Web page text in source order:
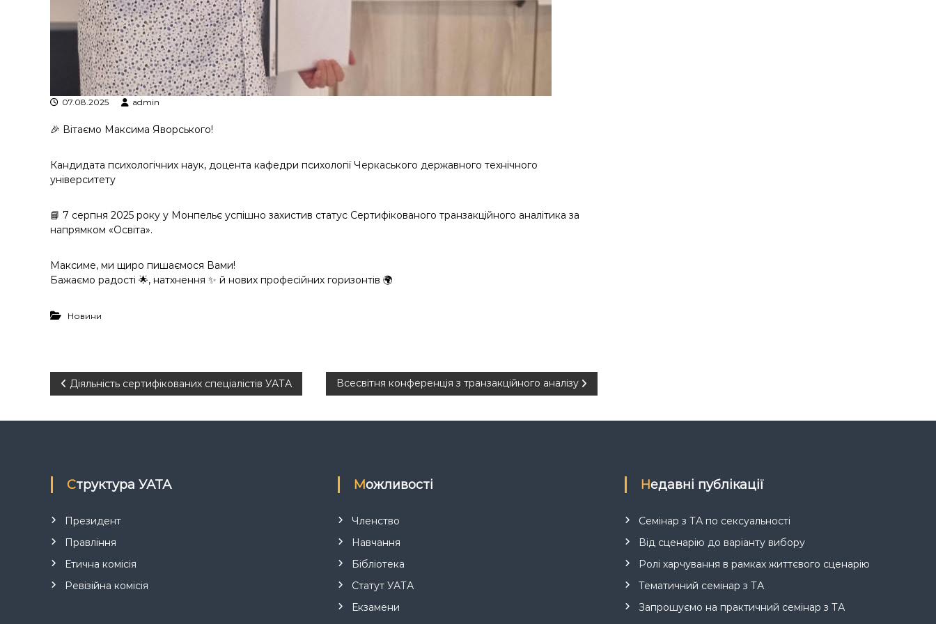
07.08.2025 admin
🎉 Вітаємо Максима Яворського!
Кандидата психологічних наук, доцента кафедри психології Черкаського державного технічного
університету
📘 7 серпня 2025 року у Монпельє успішно захистив статус Сертифікованого транзакційного аналітика за
напрямком «Освіта».
Максиме, ми щиро пишаємося Вами!
Бажаємо радості 🌟, натхнення ✨ й нових професійних горизонтів 🌍
Новини
Н
а
і
г
а
ц
Діяльність сертифікованих спеціалістів УАТА Всесвітня конференція з транзакційного аналізу
Структура УАТА
Президент
Правління
Етична комісія
Ревізійна комісія
Можливості
Членство
Навчання
Бібліотека
Статут УАТА
Екзамени
Недавні публікації
Семінар з ТА по сексуальності
Від сценарію до варіанту вибору
Ролі харчування в рамках життєвого сценарію
Тематичний семінар з ТА
Запрошуємо на практичний семінар з ТА